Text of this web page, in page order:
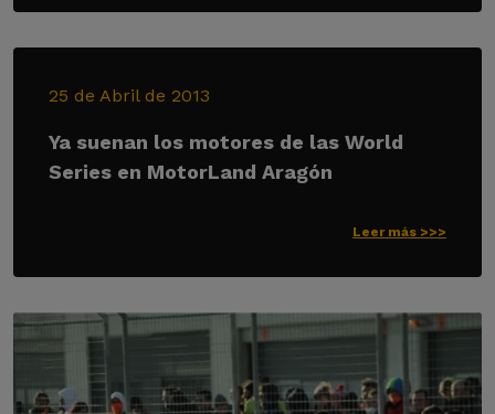
25 de Abril de 2013
Ya suenan los motores de las World
Series en MotorLand Aragón
Leer más >>>